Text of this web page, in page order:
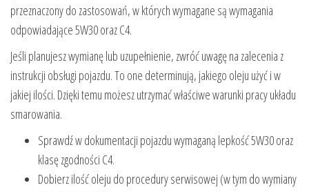
przeznaczony do zastosowań, w których wymagane są wymagania
odpowiadające 5W30 oraz C4.
Jeśli planujesz wymianę lub uzupełnienie, zwróć uwagę na zalecenia z
instrukcji obsługi pojazdu. To one determinują, jakiego oleju użyć i w
jakiej ilości. Dzięki temu możesz utrzymać właściwe warunki pracy układu
smarowania.
Sprawdź w dokumentacji pojazdu wymaganą lepkość 5W30 oraz
klasę zgodności C4.
Dobierz ilość oleju do procedury serwisowej (w tym do wymiany